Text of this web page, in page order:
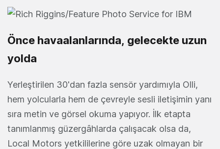
Önce havaalanlarında, gelecekte uzun
yolda
Yerleştirilen 30'dan fazla sensör yardımıyla Olli,
hem yolcularla hem de çevreyle sesli iletişimin yanı
sıra metin ve görsel okuma yapıyor. İlk etapta
tanımlanmış güzergâhlarda çalışacak olsa da,
Local Motors yetkililerine göre uzak olmayan bir